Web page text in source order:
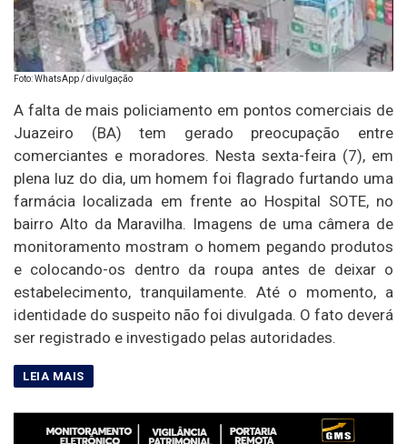
Foto: WhatsApp / divulgação
A falta de mais policiamento em pontos comerciais de
Juazeiro (BA) tem gerado preocupação entre
comerciantes e moradores. Nesta sexta-feira (7), em
plena luz do dia, um homem foi flagrado furtando uma
farmácia localizada em frente ao Hospital SOTE, no
bairro Alto da Maravilha. Imagens de uma câmera de
monitoramento mostram o homem pegando produtos
e colocando-os dentro da roupa antes de deixar o
estabelecimento, tranquilamente. Até o momento, a
identidade do suspeito não foi divulgada. O fato deverá
ser registrado e investigado pelas autoridades.